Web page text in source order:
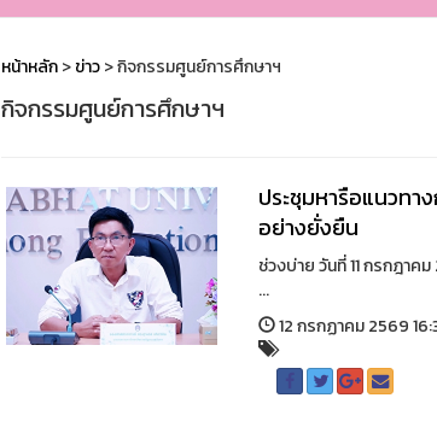
หน้าหลัก>ข่าว> กิจกรรมศูนย์การศึกษาฯ
กิจกรรมศูนย์การศึกษาฯ
ประชุมหารือแนวท
อย่างยั่งยืน
ช่วงบ่าย วันที่ 11 กรกฎา
...
12 กรกฏาคม 2569